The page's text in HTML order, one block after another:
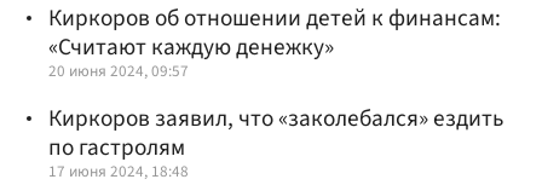
Киркоров об отношении детей к финансам:
«Считают каждую денежку»
20 июня 2024, 09:57
Киркоров заявил, что «заколебался» ездить
по гастролям
17 июня 2024, 18:48